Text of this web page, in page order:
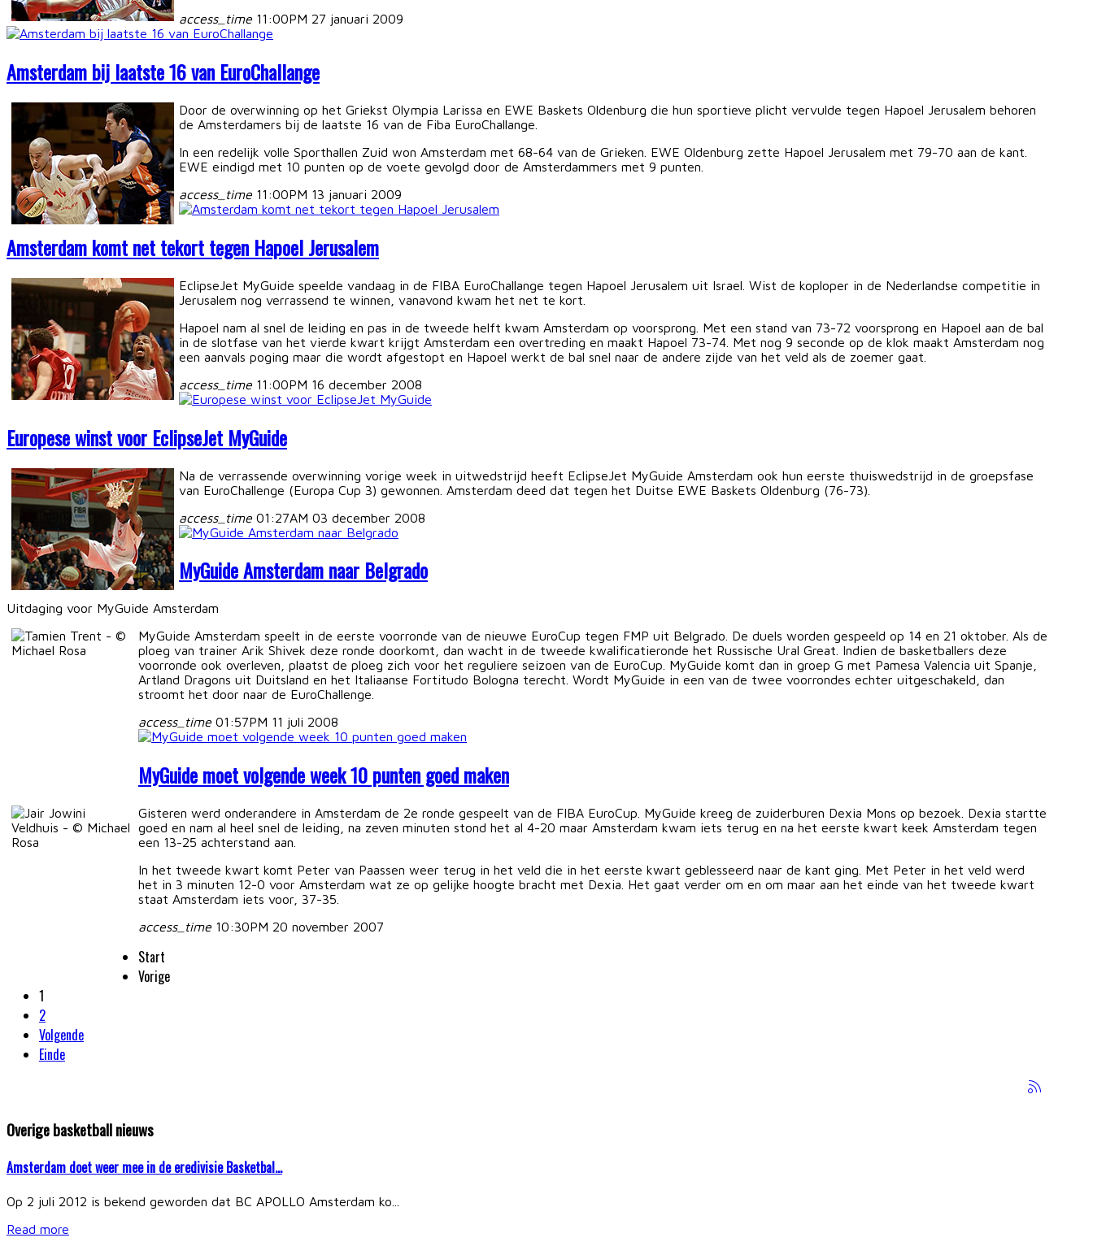
access_time 11:00PM 27 januari 2009
Amsterdam bij laatste 16 van EuroChallange
Door de overwinning op het Griekst Olympia Larissa en EWE Baskets Oldenburg die hun sportieve plicht vervulde tegen Hapoel Jerusalem behoren
de Amsterdamers bij de laatste 16 van de Fiba EuroChallange.
In een redelijk volle Sporthallen Zuid won Amsterdam met 68-64 van de Grieken. EWE Oldenburg zette Hapoel Jerusalem met 79-70 aan de kant.
EWE eindigd met 10 punten op de voete gevolgd door de Amsterdammers met 9 punten.
access_time 11:00PM 13 januari 2009
Amsterdam komt net tekort tegen Hapoel Jerusalem
EclipseJet MyGuide speelde vandaag in de FIBA EuroChallange tegen Hapoel Jerusalem uit Israel. Wist de koploper in de Nederlandse competitie in
Jerusalem nog verrassend te winnen, vanavond kwam het net te kort.
Hapoel nam al snel de leiding en pas in de tweede helft kwam Amsterdam op voorsprong. Met een stand van 73-72 voorsprong en Hapoel aan de bal
in de slotfase van het vierde kwart krijgt Amsterdam een overtreding en maakt Hapoel 73-74. Met nog 9 seconde op de klok maakt Amsterdam nog
een aanvals poging maar die wordt afgestopt en Hapoel werkt de bal snel naar de andere zijde van het veld als de zoemer gaat.
access_time 11:00PM 16 december 2008
Europese winst voor EclipseJet MyGuide
Na de verrassende overwinning vorige week in uitwedstrijd heeft EclipseJet MyGuide Amsterdam ook hun eerste thuiswedstrijd in de groepsfase
van EuroChallenge (Europa Cup 3) gewonnen. Amsterdam deed dat tegen het Duitse EWE Baskets Oldenburg (76-73).
access_time 01:27AM 03 december 2008
MyGuide Amsterdam naar Belgrado
Uitdaging voor MyGuide Amsterdam
MyGuide Amsterdam speelt in de eerste voorronde van de nieuwe EuroCup tegen FMP uit Belgrado. De duels worden gespeeld op 14 en 21 oktober. Als de
ploeg van trainer Arik Shivek deze ronde doorkomt, dan wacht in de tweede kwalificatieronde het Russische Ural Great. Indien de basketballers deze
voorronde ook overleven, plaatst de ploeg zich voor het reguliere seizoen van de EuroCup. MyGuide komt dan in groep G met Pamesa Valencia uit Spanje,
Artland Dragons uit Duitsland en het Italiaanse Fortitudo Bologna terecht. Wordt MyGuide in een van de twee voorrondes echter uitgeschakeld, dan
stroomt het door naar de EuroChallenge.
access_time 01:57PM 11 juli 2008
MyGuide moet volgende week 10 punten goed maken
Gisteren werd onderandere in Amsterdam de 2e ronde gespeelt van de FIBA EuroCup. MyGuide kreeg de zuiderburen Dexia Mons op bezoek. Dexia startte
goed en nam al heel snel de leiding, na zeven minuten stond het al 4-20 maar Amsterdam kwam iets terug en na het eerste kwart keek Amsterdam tegen
een 13-25 achterstand aan.
In het tweede kwart komt Peter van Paassen weer terug in het veld die in het eerste kwart geblesseerd naar de kant ging. Met Peter in het veld werd
het in 3 minuten 12-0 voor Amsterdam wat ze op gelijke hoogte bracht met Dexia. Het gaat verder om en om maar aan het einde van het tweede kwart
staat Amsterdam iets voor, 37-35.
access_time 10:30PM 20 november 2007
Start
Vorige
1
2
Volgende
Einde
Overige basketball nieuws
Amsterdam doet weer mee in de eredivisie Basketbal…
Op 2 juli 2012 is bekend geworden dat BC APOLLO Amsterdam ko...
Read more